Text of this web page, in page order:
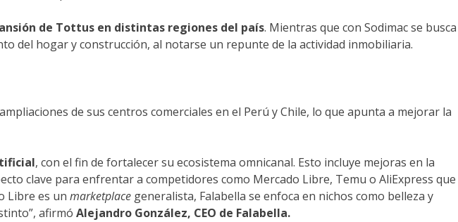
de Tottus en distintas regiones del país. Mientras que con Sodimac se busca
del hogar y construcción, al notarse un repunte de la actividad inmobiliaria.
de sus centros comerciales en el Perú y Chile, lo que apunta a mejorar la
, con el fin de fortalecer su ecosistema omnicanal. Esto incluye mejoras en la
clave para enfrentar a competidores como Mercado Libre, Temu o AliExpress que
Libre es un marketplace generalista, Falabella se enfoca en nichos como belleza y
afirmó Alejandro González, CEO de Falabella.